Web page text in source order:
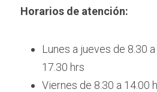
Horarios de atención:
Lunes a jueves de 8.30
17.30 hrs
Viernes de 8.30 a 14.00